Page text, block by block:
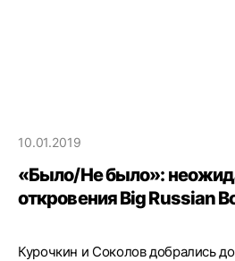
10.01.2019
«Было/Не было»:
откровения Big Russian
Курочкин и Соколов добрались